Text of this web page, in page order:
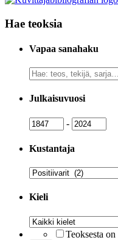
Hae teoksia
Vapaa sanahaku
Vapaa
sanahaku
Julkaisuvuosi
Julkaisuvuosi
- Julkaisuvuosi
Kustantaja
Kustantaja
Kieli
Kieli
Teoksesta